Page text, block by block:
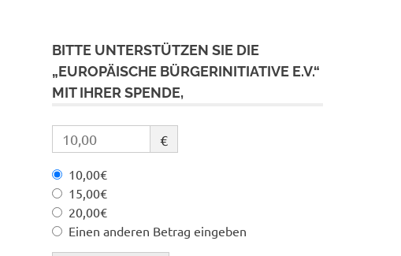
BITTE UNTERSTÜTZEN SIE DIE
„EUROPÄISCHE BÜRGERINITIATIVE E.V.“
MIT IHRER SPENDE,
€
10,00€
15,00€
20,00€
Einen anderen Betrag eingeben